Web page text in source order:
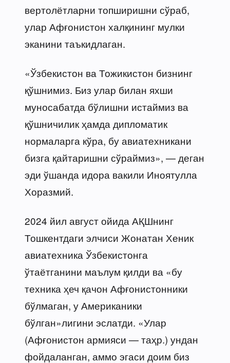
вертолётларни топширишни сўраб,
улар Афғонистон халқининг мулки
эканини таъкидлаган.
«Ўзбекистон ва Тожикистон бизнинг
қўшнимиз. Биз улар билан яхши
муносабатда бўлишни истаймиз ва
қўшничилик ҳамда дипломатик
нормаларга кўра, бу авиатехникани
бизга қайтаришни сўраймиз», — деган
эди ўшанда идора вакили Иноятулла
Хоразмий.
2024 йил август ойида АҚШнинг
Тошкентдаги элчиси Жонатан Хеник
авиатехника Ўзбекистонга
ўтаётганини маълум қилди ва «бу
техника ҳеч қачон Афғонистонники
бўлмаган, у Американики
бўлган»лигини эслатди. «Улар
(Афғонистон армияси — таҳр.) ундан
фойдаланган, аммо эгаси доим биз